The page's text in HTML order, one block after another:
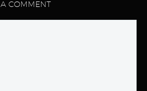
A COMMENT